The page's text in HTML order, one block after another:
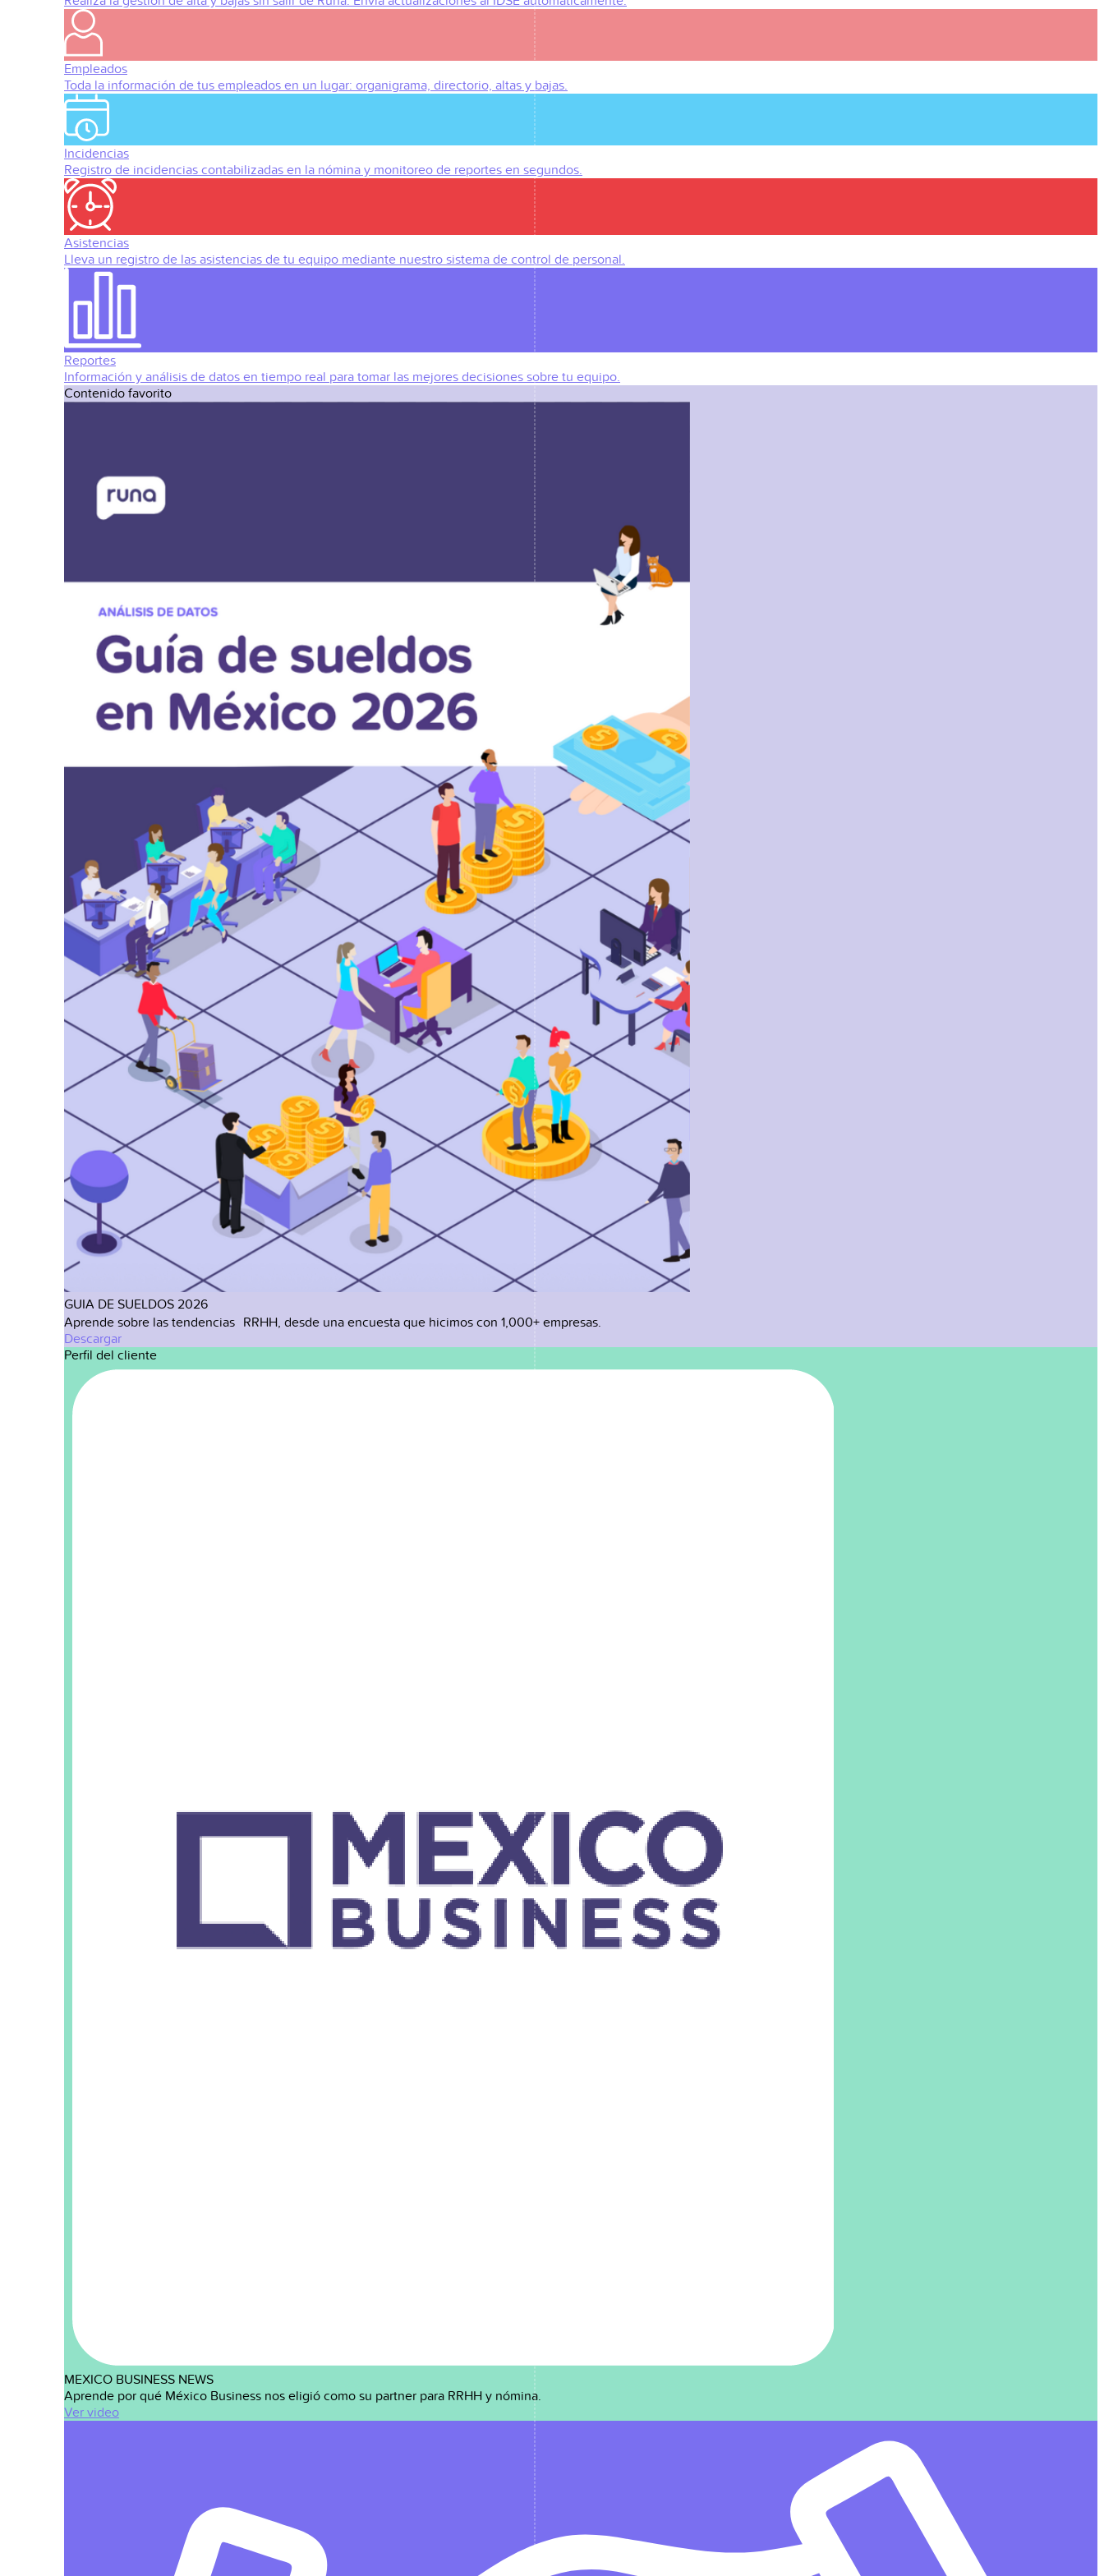
Empleados
Toda la información de tus empleados en un lugar: organigrama, directorio, altas y bajas.
Incidencias
Registro de incidencias contabilizadas en la nómina y monitoreo de reportes en segundos.
Asistencias
Lleva un registro de las asistencias de tu equipo mediante nuestro sistema de control de personal.
Reportes
Información y análisis de datos en tiempo real para tomar las mejores decisiones sobre tu equipo.
Contenido favorito
GUIA DE SUELDOS 2026
Aprende sobre las tendencias RRHH, desde una encuesta que hicimos con 1,000+ empresas.
Descargar
Perfil del cliente
MEXICO BUSINESS NEWS
Aprende por qué México Business nos eligió como su partner para RRHH y nómina.
Ver video